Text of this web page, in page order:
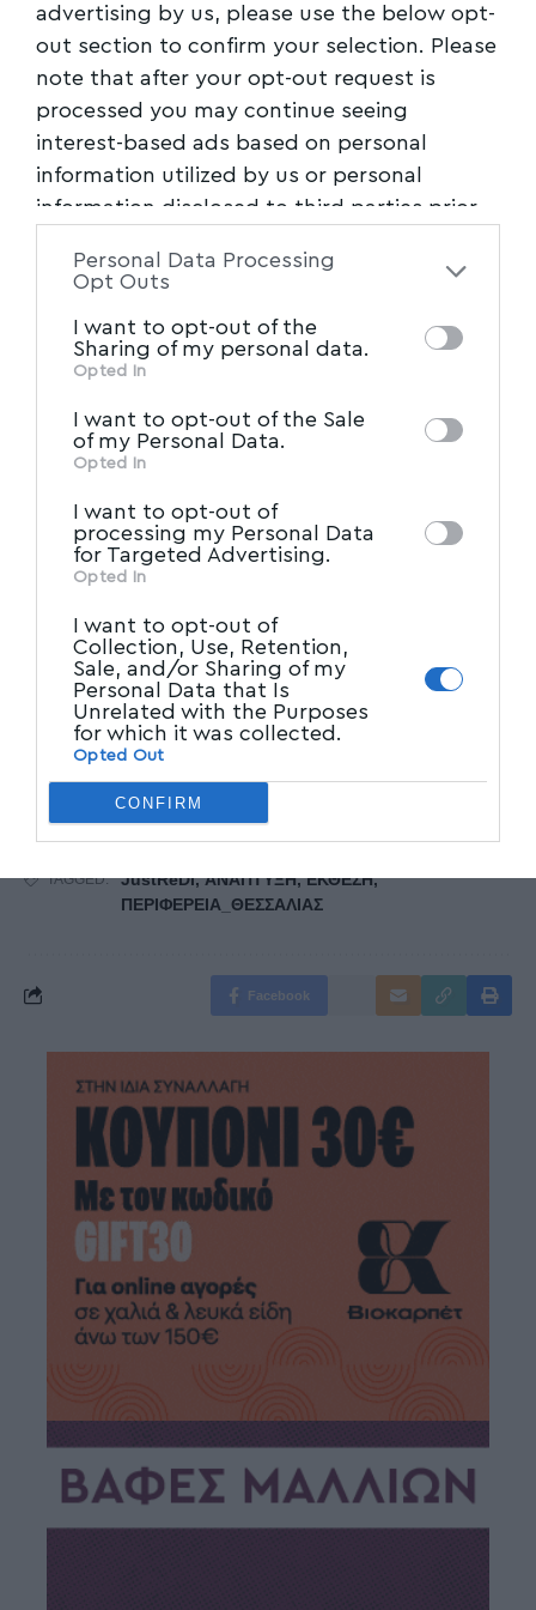
advertising by us, please use the below opt-
out section to confirm your selection. Please
note that after your opt-out request is
processed you may continue seeing
interest-based ads based on personal
information utilized by us or personal
information disclosed to third parties prior
of the further disclosure of your personal
of downstream participants. This
information may also be disclosed by us to
Participantsthat may further disclose it to
other third parties.
Personal Data Processing
Opt Outs
I want to opt-out of the
Sharing of my personal data.
Opted In
I want to opt-out of the Sale
of my Personal Data.
Opted In
I want to opt-out of
processing my Personal Data
for Targeted Advertising.
Opted In
I want to opt-out of
Collection, Use, Retention,
Sale, and/or Sharing of my
Personal Data that Is
Unrelated with the Purposes
for which it was collected.
Opted Out
CONFIRM
τις αντιλήψεις που σχηματίζουν οι Έλληνες
για τα θέματα αυτά είναι και η έγκυρη
δημόσια πληροφόρηση. Έτσι, το έργο
περιλαμβάνει μια δράση για την αποτίμηση
της αξιοπιστίας των ειδήσεων γύρω από την
πράσινη και ψηφιακή μετάβαση
Check4Facts).
Περισσότεροι πολίτες συμμετέχοντες στη
διαδικασία, περισσότερες ευκαιρίες για
βιώσιμη ανάπτυξη.
Εικόνες από FREEP!K
Google News και μάθετε πρώτοι όλες
τις ειδήσεις.
Ακολουθήστε μας στο επίσημο κανάλι
του Myvolos.net στο Youtube
TAGGED: JustReDI,ΑΝΑΠΤΥΞΗ,ΕΚΘΕΣΗ,
ΠΕΡΙΦΕΡΕΙΑ_ΘΕΣΣΑΛΙΑΣ
Facebook